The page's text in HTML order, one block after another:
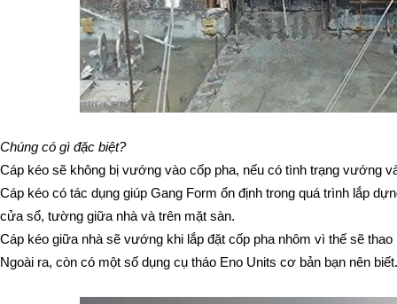
Chúng có gì đặc biệt?
Cáp kéo sẽ không bị vướng vào cốp pha, nếu có tình trạng vướng
Cáp kéo có tác dụng giúp Gang Form ổn định trong quá trình lắp
cửa sổ, tường giữa nhà và trên mặt sàn.
Cáp kéo giữa nhà sẽ vướng khi lắp đặt cốp pha nhôm vì thế sẽ
Ngoài ra, còn có một số dụng cụ tháo Eno Units cơ bản bạn nên biết.